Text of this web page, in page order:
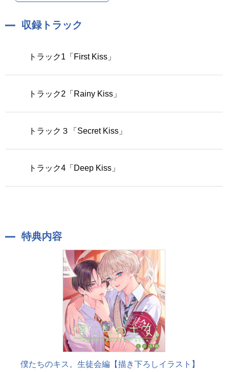
収録トラック
トラック1「First Kiss」
トラック2「Rainy Kiss」
トラック３「Secret Kiss」
トラック4「Deep Kiss」
特典内容
僕たちのキス。生徒会編【描き下ろしイラスト】